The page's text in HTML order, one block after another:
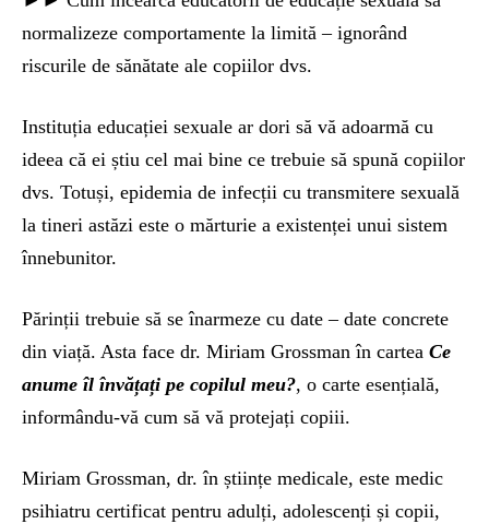
normalizeze comportamente la limită – ignorând
riscurile de sănătate ale copiilor dvs.
Instituția educației sexuale ar dori să vă adoarmă cu
ideea că ei știu cel mai bine ce trebuie să spună copiilor
dvs. Totuși, epidemia de infecții cu transmitere sexuală
la tineri astăzi este o mărturie a existenței unui sistem
înnebunitor.
Părinții trebuie să se înarmeze cu date – date concrete
din viață. Asta face dr. Miriam Grossman în cartea Ce
anume îl învățați pe copilul meu?, o carte esențială,
informându-vă cum să vă protejați copiii.
Miriam Grossman, dr. în științe medicale, este medic
psihiatru certificat pentru adulți, adolescenți și copii,